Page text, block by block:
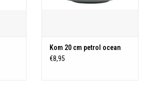
Kom 20 cm petrol ocean
€8,95